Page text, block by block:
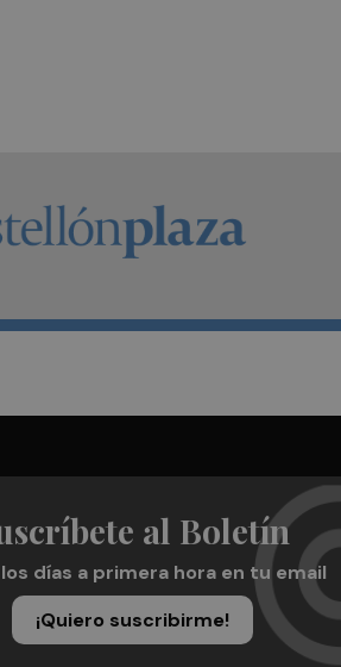
al Boletín
días a primera hora en tu email
¡Quiero suscribirme!